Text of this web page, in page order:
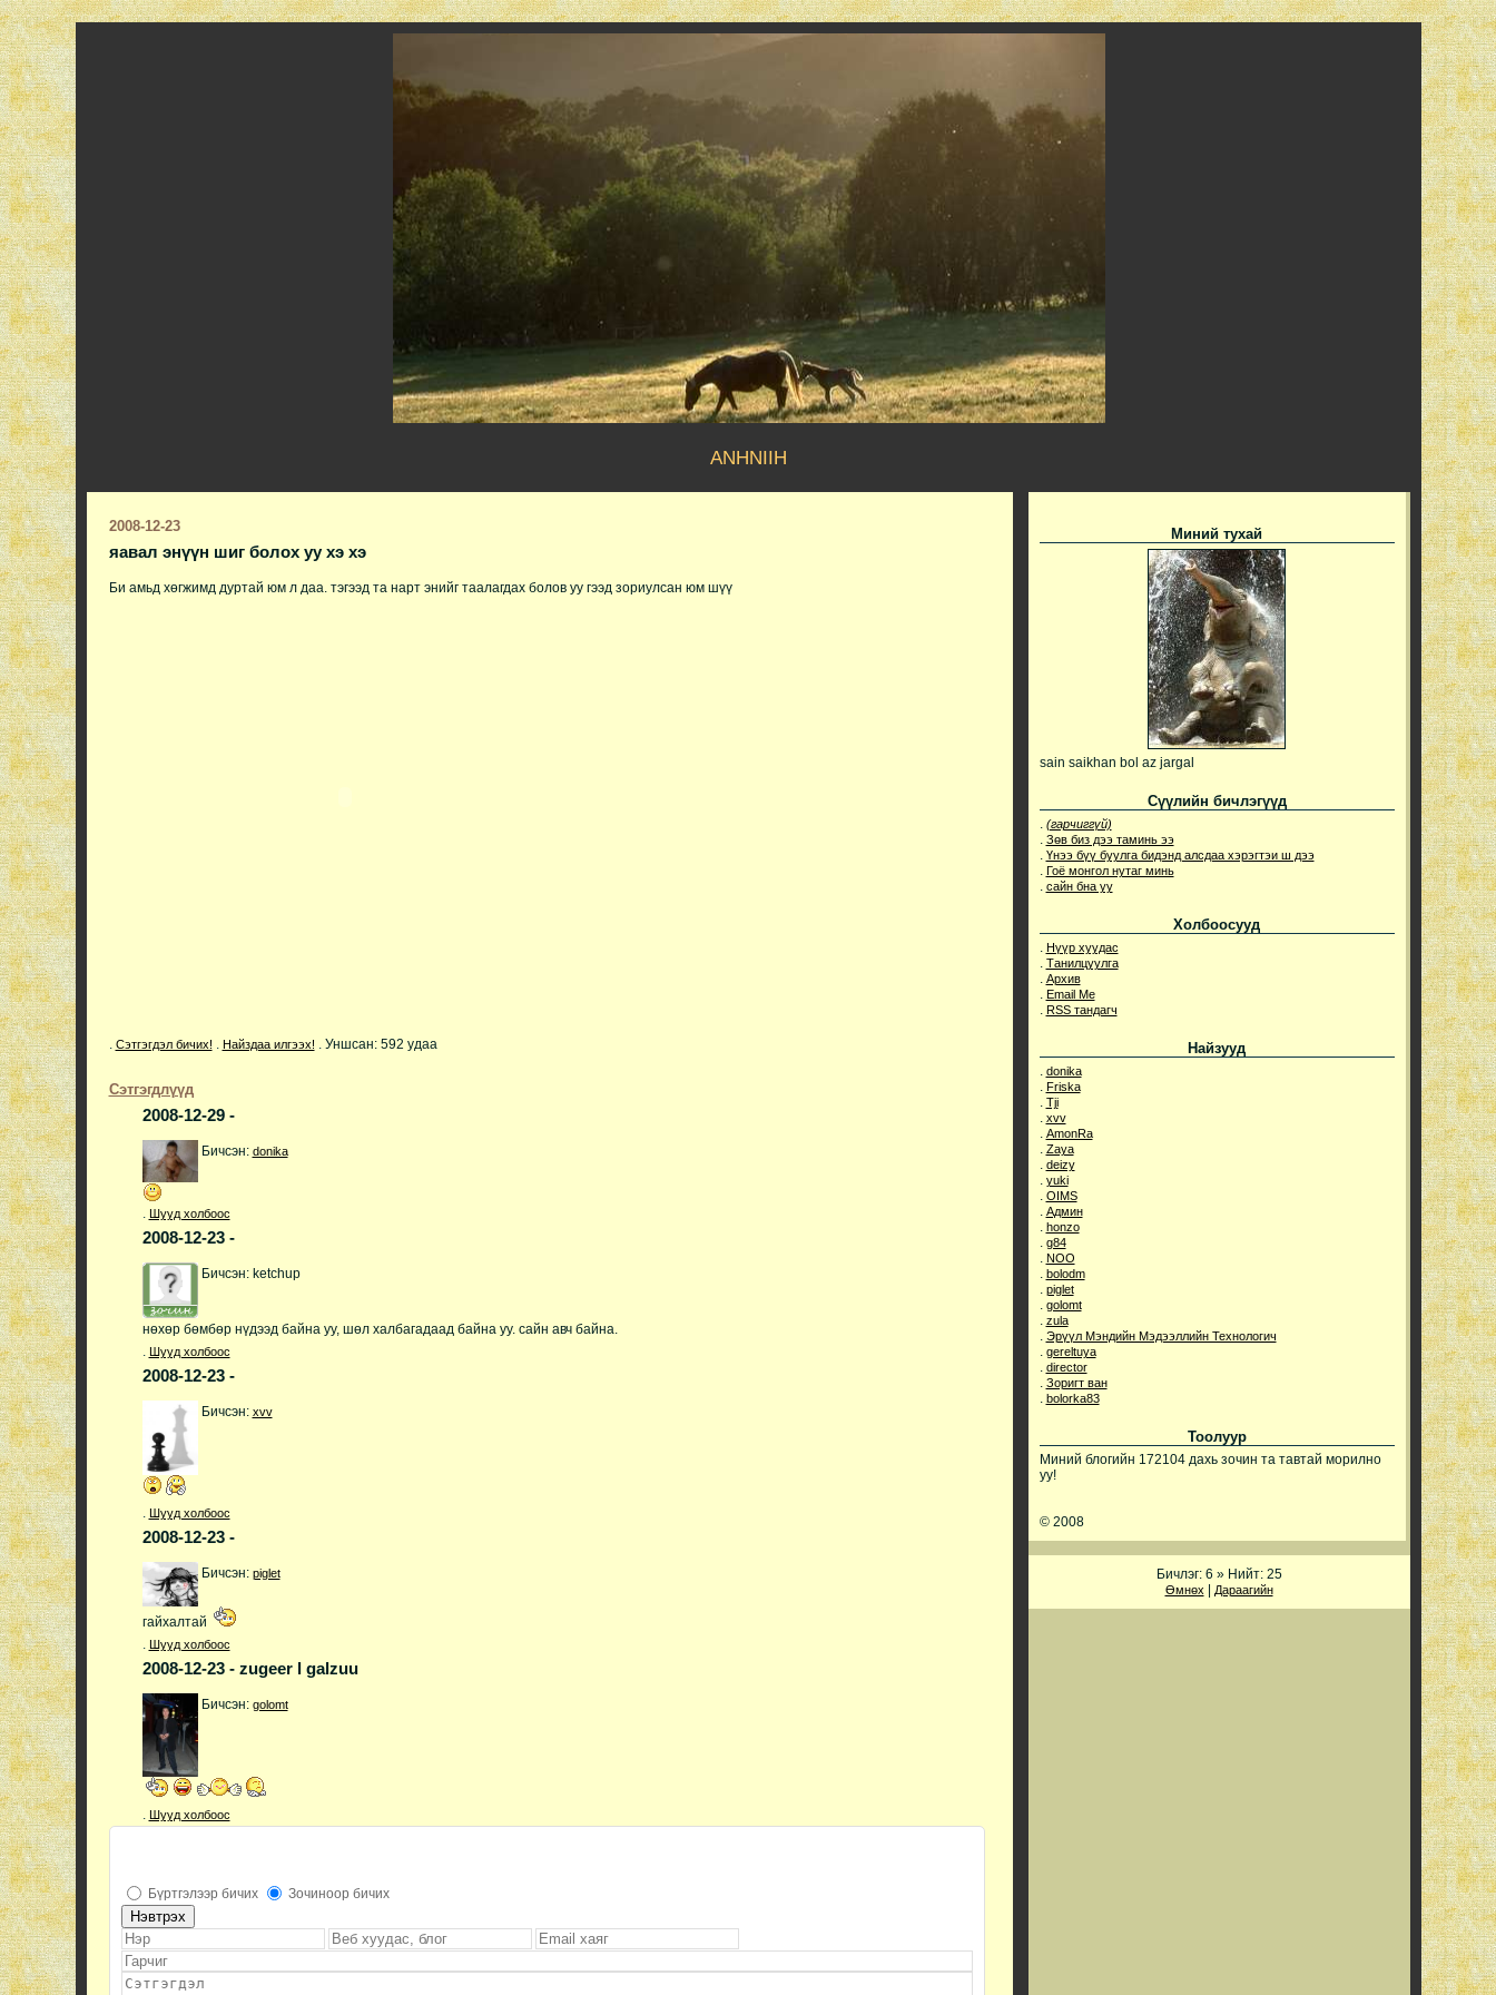
anhniih
2008-12-23
яавал энүүн шиг болох уу хэ хэ
Би амьд хөгжимд дуртай юм л даа. тэгээд та нарт энийг таалагдах болов уу гээд зориулсан юм шүү
. Сэтгэгдэл бичих! . Найздаа илгээх! . Уншсан: 592 удаа
Сэтгэгдлүүд
2008-12-29 -
Бичсэн: donika
. Шууд холбоос
2008-12-23 -
Бичсэн: ketchup
нөхөр бөмбөр нүдээд байна уу, шөл халбагадаад байна уу. сайн авч байна.
. Шууд холбоос
2008-12-23 -
Бичсэн: xvv
. Шууд холбоос
2008-12-23 -
Бичсэн: piglet
гайхалтай
. Шууд холбоос
2008-12-23 - zugeer l galzuu
Бичсэн: golomt
. Шууд холбоос
Бүртгэлээр бичих Зочиноор бичих
Миний тухай
sain saikhan bol az jargal
Сүүлийн бичлэгүүд
. (гарчиггүй)
. Зөв биз дээ таминь ээ
. Үнээ бүү буулга бидэнд алсдаа хэрэгтэи ш дээ
. Гоё монгол нутаг минь
. сайн бна уу
Холбоосууд
. Нүүр хуудас
. Танилцуулга
. Архив
. Email Me
. RSS тандагч
Найзууд
. donika
. Friska
. Tji
. xvv
. AmonRa
. Zaya
. deizy
. yuki
. OIMS
. Админ
. honzo
. g84
. NOO
. bolodm
. piglet
. golomt
. zula
. Эрүүл Мэндийн Мэдээллийн Технологич
. gereltuya
. director
. Зоригт ван
. bolorka83
Тоолуур
Миний блогийн 172104 дахь зочин та тавтай морилно
уу!
© 2008
Бичлэг: 6 » Нийт: 25
Өмнөх| Дараагийн